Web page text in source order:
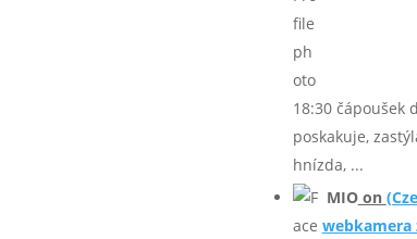
18:30 čápoušek
poskakuje,
hnízda, ...
MIOon
webkamera